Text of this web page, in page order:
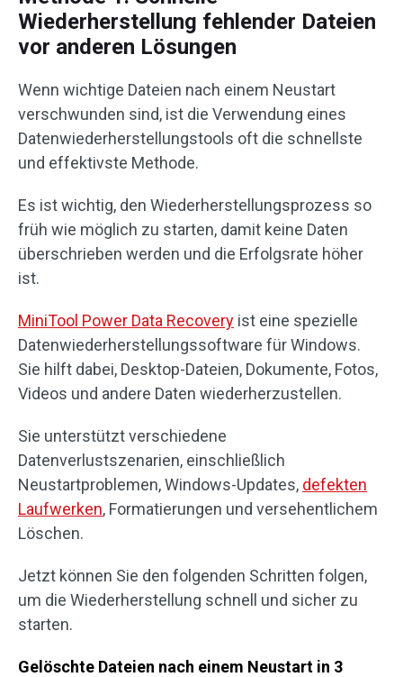
Wiederherstellung fehlender Dateien
vor anderen Lösungen
Wenn wichtige Dateien nach einem Neustart
verschwunden sind, ist die Verwendung eines
Datenwiederherstellungstools oft die schnellste
und effektivste Methode.
Es ist wichtig, den Wiederherstellungsprozess so
früh wie möglich zu starten, damit keine Daten
überschrieben werden und die Erfolgsrate höher
ist.
MiniTool Power Data Recovery ist eine spezielle
Datenwiederherstellungssoftware für Windows.
Sie hilft dabei, Desktop-Dateien, Dokumente, Fotos,
Videos und andere Daten wiederherzustellen.
Sie unterstützt verschiedene
Datenverlustszenarien, einschließlich
Neustartproblemen, Windows-Updates, defekten
Laufwerken, Formatierungen und versehentlichem
Löschen.
Jetzt können Sie den folgenden Schritten folgen,
um die Wiederherstellung schnell und sicher zu
starten.
Gelöschte Dateien nach einem Neustart in 3